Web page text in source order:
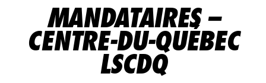
PARTENAIRES
NOUVELLES
MANDATAIRES –
CENTRE-DU-QUÉBEC
LSCDQ